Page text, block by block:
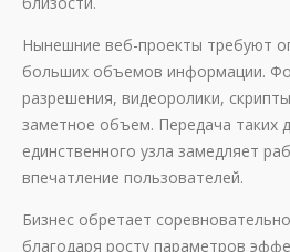
Нынешние веб-проекты требуют
больших объемов информации.
разрешения, видеоролики,
заметное объем. Передача таких
единственного узла замедляет
впечатление пользователей.
Бизнес обретает
благодаря росту параметров